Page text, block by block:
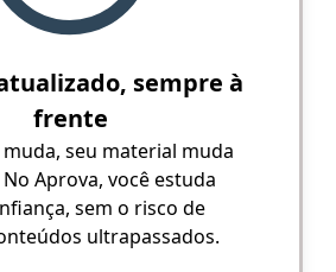
sempre à
frente
seu material muda
Aprova, você estuda
sem o risco de
ultrapassados.